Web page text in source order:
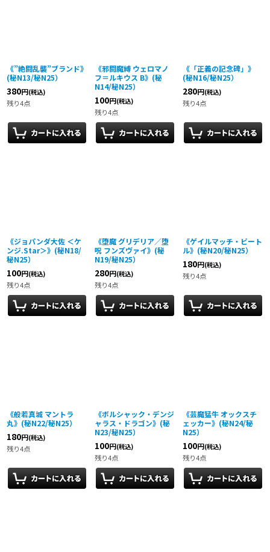
《”絶闘乱襲”ブランド》
(秘N13/秘N25）
380円(税込)
残り4点
《邪闘魔縛 ウェロマノ
フ＝ルキウス B》(秘
N14/秘N25）
100円(税込)
残り4点
《「正義の記念碑」》
(秘N16/秘N25）
280円(税込)
残り4点
《ジョパンダ大佐 ＜ケ
ンジ.Star＞》(秘N18/
秘N25）
100円(税込)
残り4点
《堕魔 グリデリア／堕
呪 フンズヴァイ》(秘
N19/秘N25）
280円(税込)
残り4点
《ゲイルマッチ・ビート
ル》(秘N20/秘N25）
180円(税込)
残り4点
《般若真城 マントラ
丸》(秘N22/秘N25）
180円(税込)
残り4点
《ボルシャック・デンジ
ャラス・ドラゴン》(秘
N23/秘N25）
100円(税込)
残り4点
《芸魔猛牛 オックスチ
ェッカー》(秘N24/秘
N25）
100円(税込)
残り4点